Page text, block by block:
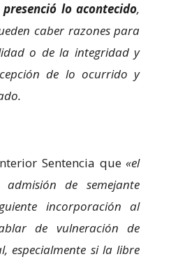
lo acontecido,
caber razones para
o de la integridad y
de lo ocurrido y
Sentencia que«el
de semejante
incorporación al
de vulneración de
especialmente si la libre